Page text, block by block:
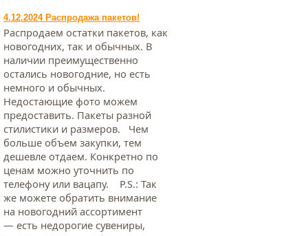
4.12.2024 Распродажа пакетов!
Распродаем остатки пакетов, как
новогодних, так и обычных. В
наличии преимущественно
остались новогодние, но есть
немного и обычных.
Недостающие фото можем
предоставить. Пакеты разной
стилистики и размеров. Чем
больше объем закупки, тем
дешевле отдаем. Конкретно по
ценам можно уточнить по
телефону или вацапу. Р.S.: Так
же можете обратить внимание
на новогодний ассортимент
— есть недорогие сувениры,